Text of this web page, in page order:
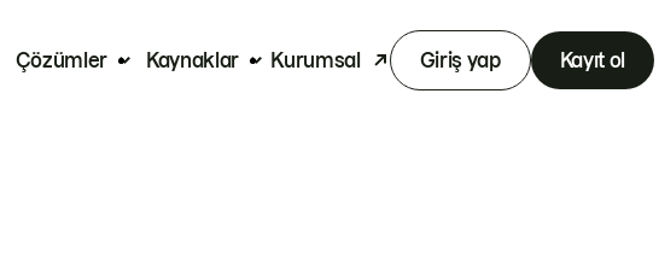
Çözümler Kaynaklar Kurumsal Giriş yap Kayıt ol